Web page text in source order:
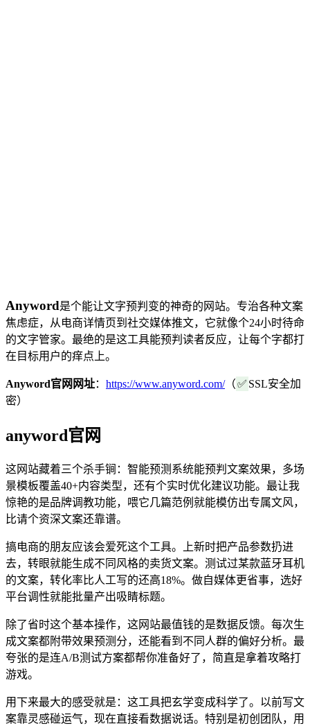
Anyword是个能让文字预判变的神奇的网站。专治各种文案
焦虑症，从电商详情页到社交媒体推文，它就像个24小时待命
的文字管家。最绝的是这工具能预判读者反应，让每个字都打
在目标用户的痒点上。
Anyword官网网址： https://www.anyword.com/（✅ SSL安全加
密）
anyword官网
这网站藏着三个杀手锏：智能预测系统能预判文案效果，多场
景模板覆盖40+内容类型，还有个实时优化建议功能。最让我
惊艳的是品牌调教功能，喂它几篇范例就能模仿出专属文风，
比请个资深文案还靠谱。
搞电商的朋友应该会爱死这个工具。上新时把产品参数扔进
去，转眼就能生成不同风格的卖货文案。测试过某款蓝牙耳机
的文案，转化率比人工写的还高18%。做自媒体更省事，选好
平台调性就能批量产出吸睛标题。
除了省时这个基本操作，这网站最值钱的是数据反馈。每次生
成文案都附带效果预测分，还能看到不同人群的偏好分析。最
夸张的是连A/B测试方案都帮你准备好了，简直是拿着攻略打
游戏。
用下来最大的感受就是：这工具把玄学变成科学了。以前写文
案靠灵感碰运气，现在直接看数据说话。特别是初创团队，用